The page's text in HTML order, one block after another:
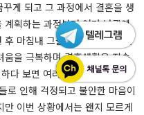
게 되고 그 과정에서 결혼을 생
획하는 과정부터 여러 난관에
마침내 그들은 부부가 되었습
을 극복하며 결혼생활을 지속
다 보면 여러 가지 어려움이 생
로 인해 걱정되고 불안한 마음이
이번 상황에서는 왠지 모르게